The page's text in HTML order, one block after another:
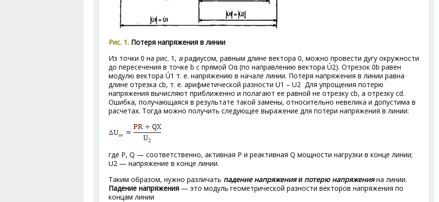
Рис. 1. Потеря напряжения в линии
Из точки 0 на рис. 1, врадиусом, равным длине вектора 0, можно провести дугу окружности
до пересечения в точке b с прямой Оα (по направлению вектора Ú2). Отрезок 0b равен
модулю вектора Ú1 т. е. напряжению в начале линии. Потеря напряжения в линии равна
длине отрезка cb, т. е. арифметической разности U1 – U2 Для упрощения потерю
напряжения вычисляют приближенно и полагают ее равной не отрезку cb, а отрезку cd.
Ошибка, получающаяся в результате такой замены, относительно невелика и допустима в
расчетах. Тогда можно получить следующее выражение для потери напряжения в линии:
где Р, Q — соответственно, активная Р и реактивная Q мощности нагрузки в конце линии;
U2 — напряжение в конце линии.
Таким образом, нужно различать падение напряженияи потерю напряженияна линии.
Падение напряжения — это модуль геометрической разности векторов напряжения по
концам линии